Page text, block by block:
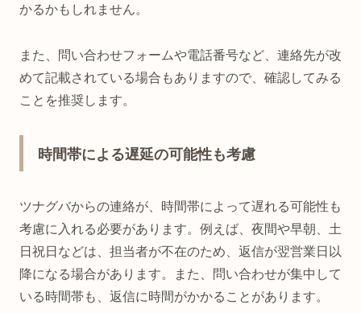
かるかもしれません。
また、問い合わせフォームや電話番号など、連絡先が改
めて記載されている場合もありますので、確認してみる
ことを推奨します。
時間帯による遅延の可能性も考慮
ツナグバからの連絡が、時間帯によって遅れる可能性も
考慮に入れる必要があります。例えば、夜間や早朝、土
日祝日などは、担当者が不在のため、返信が翌営業日以
降になる場合があります。また、問い合わせが集中して
いる時間帯も、返信に時間がかかることがあります。